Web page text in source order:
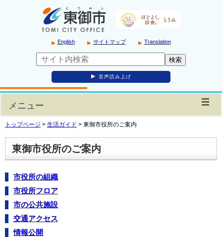
English サイトマップ Translation
音声読み上げ
メニュー
トップページ > 生活ガイド > 東御市役所のご案内
東御市役所のご案内
市役所の組織
市役所フロア
市の公共施設
交通アクセス
情報公開